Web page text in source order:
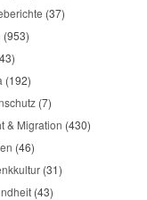
(37)
(953)
(192)
(7)
& Migration (430)
(46)
(31)
(43)